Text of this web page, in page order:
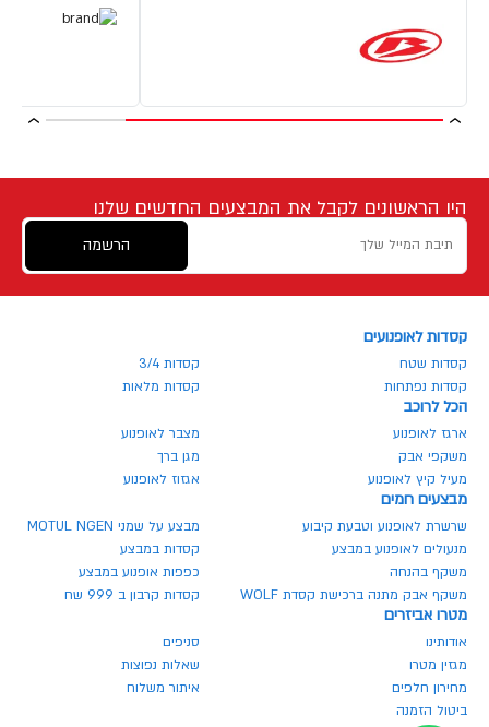
היו הראשונים לקבל את המבצעים החדשים שלנו
הרשמה
קסדות לאופנועים
קסדות שטח
קסדות 3/4
קסדות נפתחות
קסדות מלאות
הכל לרוכב
ארגז לאופנוע
מצבר לאופנוע
משקפי אבק
מגן ברך
מעיל קיץ לאופנוע
אגזוז לאופנוע
מבצעים חמים
שרשרת לאופנוע וטבעת קיבוע
מבצע על שמני MOTUL NGEN
מנעולים לאופנוע במבצע
קסדות במבצע
משקף בהנחה
כפפות אופנוע במבצע
משקף אבק מתנה ברכישת קסדת WOLF
קסדות קרבון ב 999 שח
מטרו אביזרים
אודותינו
סניפים
מגזין מטרו
שאלות נפוצות
מחירון חלפים
איתור משלוח
ביטול הזמנה